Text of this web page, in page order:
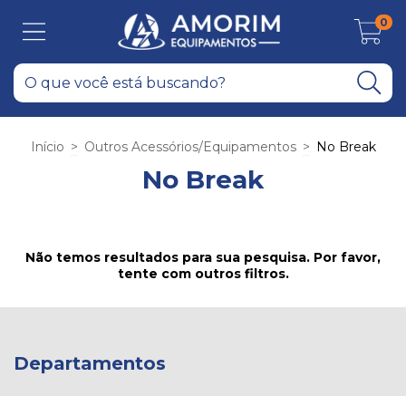
0
Início > Outros Acessórios/Equipamentos > No Break
No Break
Não temos resultados para sua pesquisa. Por favor,
tente com outros filtros.
Departamentos